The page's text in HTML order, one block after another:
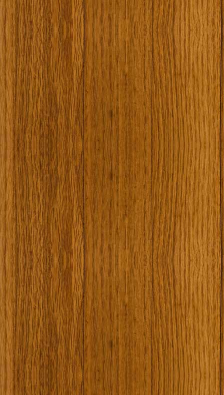
Наши туристически обекти Някой ден… Открит музей
Фото галерия